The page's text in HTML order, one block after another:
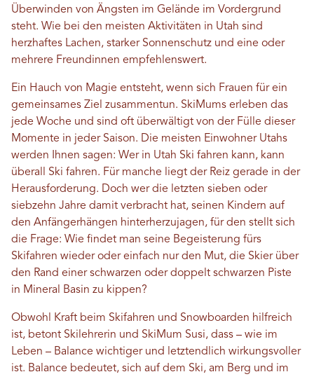
Überwinden von Ängsten im Gelände im Vordergrund
steht. Wie bei den meisten Aktivitäten in Utah sind
herzhaftes Lachen, starker Sonnenschutz und eine oder
mehrere Freundinnen empfehlenswert.
Ein Hauch von Magie entsteht, wenn sich Frauen für ein
gemeinsames Ziel zusammentun. SkiMums erleben das
jede Woche und sind oft überwältigt von der Fülle dieser
Momente in jeder Saison. Die meisten Einwohner Utahs
werden Ihnen sagen: Wer in Utah Ski fahren kann, kann
überall Ski fahren. Für manche liegt der Reiz gerade in der
Herausforderung. Doch wer die letzten sieben oder
siebzehn Jahre damit verbracht hat, seinen Kindern auf
den Anfängerhängen hinterherzujagen, für den stellt sich
die Frage: Wie findet man seine Begeisterung fürs
Skifahren wieder oder einfach nur den Mut, die Skier über
den Rand einer schwarzen oder doppelt schwarzen Piste
in Mineral Basin zu kippen?
Obwohl Kraft beim Skifahren und Snowboarden hilfreich
ist, betont Skilehrerin und SkiMum Susi, dass – wie im
Leben – Balance wichtiger und letztendlich wirkungsvoller
ist. Balance bedeutet, sich auf dem Ski, am Berg und im